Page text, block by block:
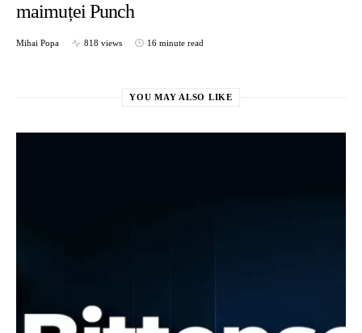
maimuței Punch
Mihai Popa 818 views 16 minute read
YOU MAY ALSO LIKE